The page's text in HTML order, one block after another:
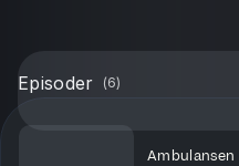
Episoder (6)
Ambulansen